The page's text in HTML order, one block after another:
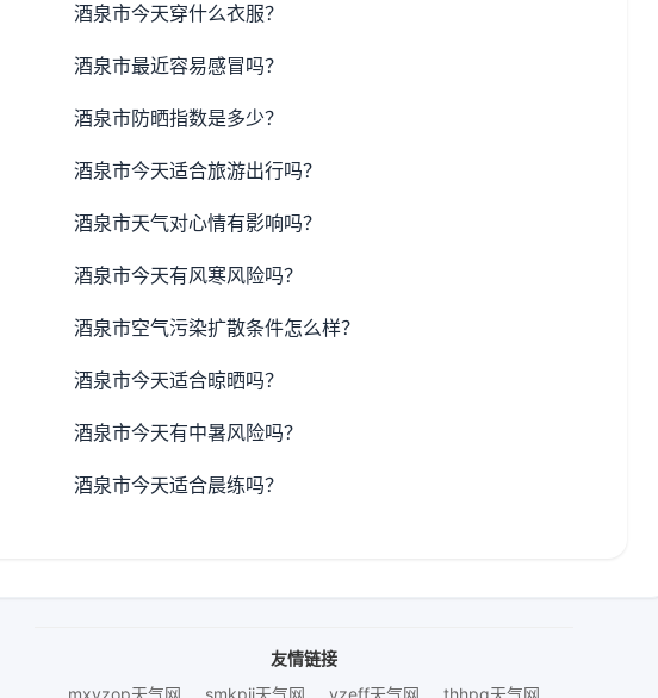
酒泉市今天穿什么衣服？
酒泉市最近容易感冒吗？
酒泉市防晒指数是多少？
酒泉市今天适合旅游出行吗？
酒泉市天气对心情有影响吗？
酒泉市今天有风寒风险吗？
酒泉市空气污染扩散条件怎么样？
酒泉市今天适合晾晒吗？
酒泉市今天有中暑风险吗？
酒泉市今天适合晨练吗？
友情链接
mxyzop天气网
smkpjj天气网 yzeff天气网 thhpq天气网